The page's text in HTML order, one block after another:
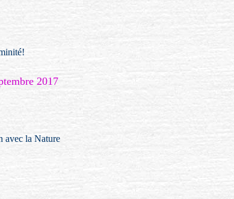
2017
avec la Nature